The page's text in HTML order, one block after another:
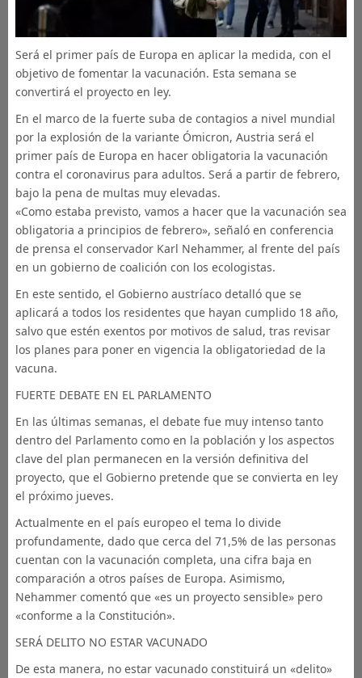
Será el primer país de Europa en aplicar la medida, con el
objetivo de fomentar la vacunación. Esta semana se
convertirá el proyecto en ley.
En el marco de la fuerte suba de contagios a nivel mundial
por la explosión de la variante Ómicron, Austria será el
primer país de Europa en hacer obligatoria la vacunación
contra el coronavirus para adultos. Será a partir de febrero,
bajo la pena de multas muy elevadas.
«Como estaba previsto, vamos a hacer que la vacunación sea
obligatoria a principios de febrero», señaló en conferencia
de prensa el conservador Karl Nehammer, al frente del país
en un gobierno de coalición con los ecologistas.
En este sentido, el Gobierno austríaco detalló que se
aplicará a todos los residentes que hayan cumplido 18 año,
salvo que estén exentos por motivos de salud, tras revisar
los planes para poner en vigencia la obligatoriedad de la
vacuna.
FUERTE DEBATE EN EL PARLAMENTO
En las últimas semanas, el debate fue muy intenso tanto
dentro del Parlamento como en la población y los aspectos
clave del plan permanecen en la versión definitiva del
proyecto, que el Gobierno pretende que se convierta en ley
el próximo jueves.
Actualmente en el país europeo el tema lo divide
profundamente, dado que cerca del 71,5% de las personas
cuentan con la vacunación completa, una cifra baja en
comparación a otros países de Europa. Asimismo,
Nehammer comentó que «es un proyecto sensible» pero
«conforme a la Constitución».
SERÁ DELITO NO ESTAR VACUNADO
De esta manera, no estar vacunado constituirá un «delito»